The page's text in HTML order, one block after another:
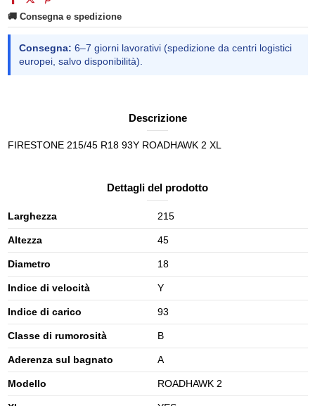
🚚 Consegna e spedizione
Consegna: 6–7 giorni lavorativi (spedizione da centri logistici
europei, salvo disponibilità).
Descrizione
FIRESTONE 215/45 R18 93Y ROADHAWK 2 XL
Dettagli del prodotto
Larghezza 215
Altezza 45
Diametro 18
Indice di velocità Y
Indice di carico 93
Classe di rumorosità B
Aderenza sul bagnato A
Modello ROADHAWK 2